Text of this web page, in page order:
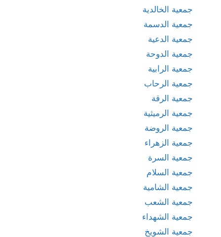
جمعية الخالدية
جمعية الدسمة
جمعية الدعية
جمعية الدوحة
جمعية الرابية
جمعية الرحاب
جمعية الرقة
جمعية الرميثية
جمعية الروضة
جمعية الزهراء
جمعية السرة
جمعية السلام
جمعية الشامية
جمعية الشعب
جمعية الشهداء
جمعية الشويخ